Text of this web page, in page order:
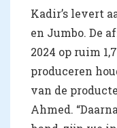
Kadir’s levert
en Jumbo. De
2024 op ruim
produceren
van de
Ahmed.